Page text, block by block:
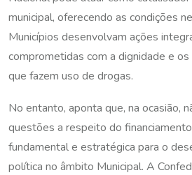
municipal, oferecendo as condições
Municípios desenvolvam ações
comprometidas com a dignidade e
que fazem uso de drogas.
No entanto, aponta que, na ocasião,
questões a respeito do
fundamental e estratégica para o
política no âmbito Municipal. A